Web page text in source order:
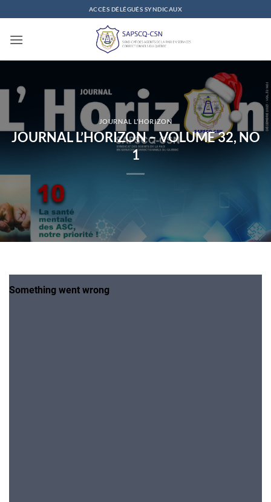
au
contenu
ACCÈS DÉLÉGUÉS SYNDICAUX
JOURNAL L'HORIZON
JOURNAL L’HORIZON – VOLUME 32, NO
1